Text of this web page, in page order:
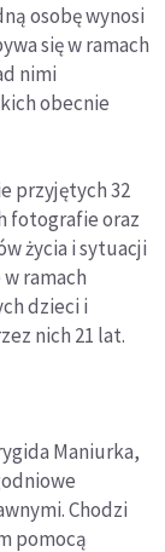
osobę wynosi
się w ramach
nimi
obecnie
przyjętych 32
fotografie oraz
życia i sytuacji
ramach
dzieci i
nich 21 lat.
Maniurka,
Chodzi
pomocą